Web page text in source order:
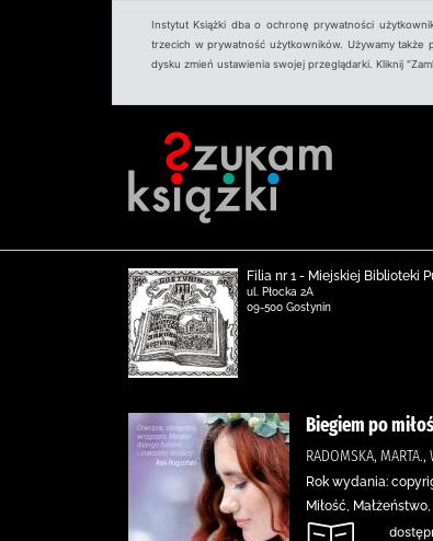
Instytut Książki dba o ochronę prywatności
trzecich w prywatność użytkowników. Używamy także
dysku zmień ustawienia swojej przeglądarki. Kliknij
Filia nr 1 - Miejskiej Biblioteki
ul. Płocka 2A
09-500 Gostynin
Biegiem po
RADOMSKA,
Rok wydania:
Miłość,